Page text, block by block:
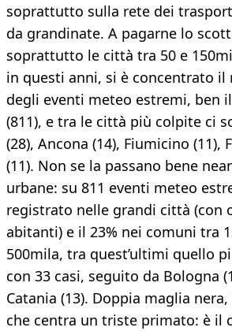
soprattutto sulla rete dei
da grandinate. A pagarne lo
soprattutto le città tra 50 e
in questi anni, si è concentrato
degli eventi meteo estremi, ben
(811), e tra le città più colpite ci
(28), Ancona (14), Fiumicino (11),
(11). Non se la passano bene
urbane: su 811 eventi meteo
registrato nelle grandi città (con
abitanti) e il 23% nei comuni tra
500mila, tra quest’ultimi quello
con 33 casi, seguito da Bologna
Catania (13). Doppia maglia
che centra un triste primato: è il